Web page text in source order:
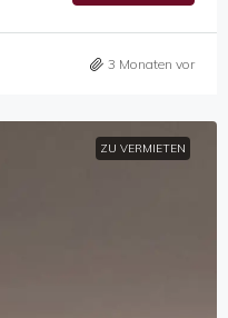
3 Monaten vor
ZU VERMIETEN